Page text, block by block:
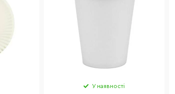
У наявності